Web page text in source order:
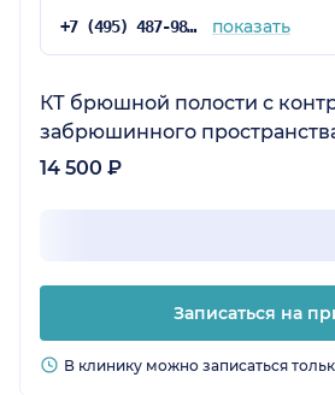
+7 (495) 487-98-48 показать
КТ брюшной полости с
забрюшинного
14 500 ₽
Записаться на
В клинику можно записаться